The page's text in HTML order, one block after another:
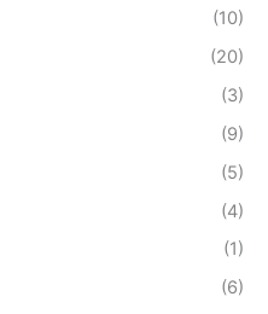
(10)
(20)
(3)
(9)
(5)
(4)
(1)
(6)